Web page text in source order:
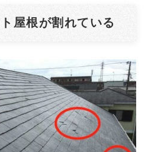
屋根が割れている